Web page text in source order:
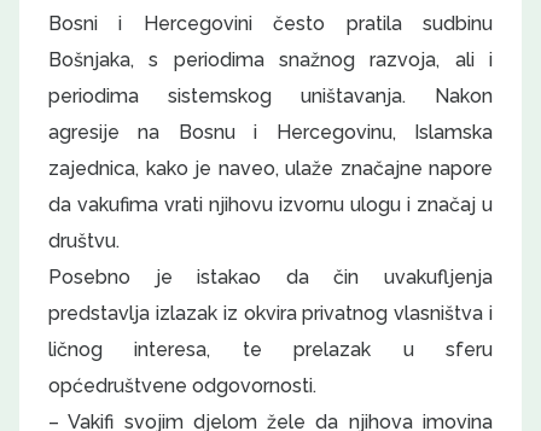
Bosni i Hercegovini često pratila sudbinu
Bošnjaka, s periodima snažnog razvoja, ali i
periodima sistemskog uništavanja. Nakon
agresije na Bosnu i Hercegovinu, Islamska
zajednica, kako je naveo, ulaže značajne napore
da vakufima vrati njihovu izvornu ulogu i značaj u
društvu.
Posebno je istakao da čin uvakufljenja
predstavlja izlazak iz okvira privatnog vlasništva i
ličnog interesa, te prelazak u sferu
općedruštvene odgovornosti.
– Vakifi svojim djelom žele da njihova imovina